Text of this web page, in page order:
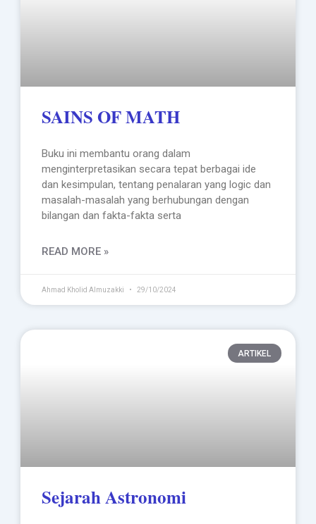
SAINS OF MATH
Buku ini membantu orang dalam
menginterpretasikan secara tepat berbagai ide
dan kesimpulan, tentang penalaran yang logic dan
masalah-masalah yang berhubungan dengan
bilangan dan fakta-fakta serta
READ MORE »
Ahmad Kholid Almuzakki 29/10/2024
ARTIKEL
Sejarah Astronomi